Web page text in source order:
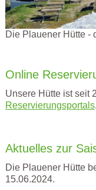
Die Plauener Hütte -
Online
Unsere Hütte ist seit
Reservierungsportals.
Aktuelles zur
Die Plauener Hütte
15.06.2024.